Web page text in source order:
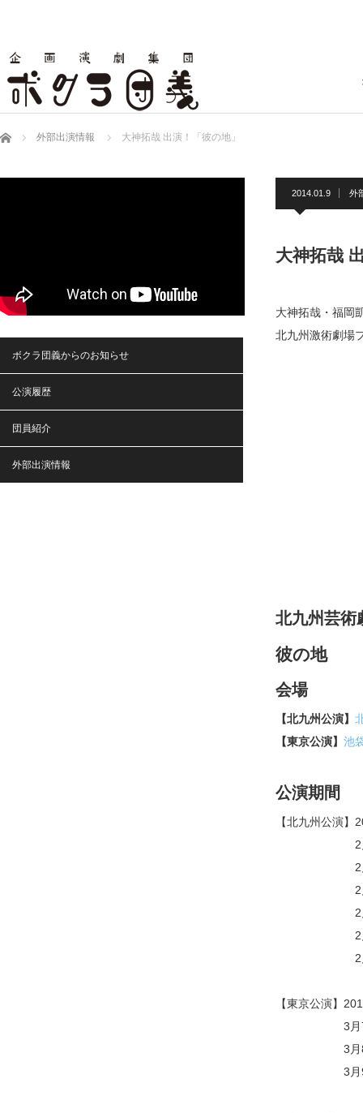
ホーム 外部出演情報 大神拓哉 出演！「彼の地」
2014.01.9 外
大神拓哉
大神拓哉・福岡
北九州激術劇場
北九州芸術
彼の地
会場
【北九州公演】
【東京公演】 池
公演期間
【北九州公演
2月18日
2月19日
2月20日
2月21日
2月22日
2月23日
【東京公演】
3月7日（
3月8日（
3月9日（
ボクラ団義からのお知らせ
公演履歴
団員紹介
外部出演情報